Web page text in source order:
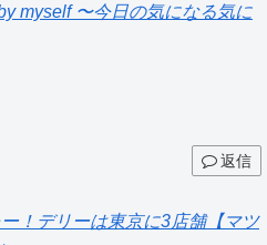
myself 〜今日の気になる気に
返信
！デリーは東京に3店舗【マツ